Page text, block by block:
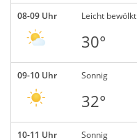
08-09 Uhr Leicht bewölkt
30°
09-10 Uhr Sonnig
32°
10-11 Uhr Sonnig